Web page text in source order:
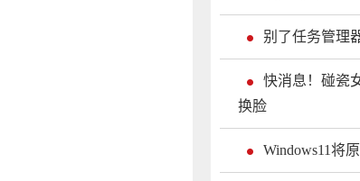
别了任务管理
快消息！碰瓷
换脸
Windows11将